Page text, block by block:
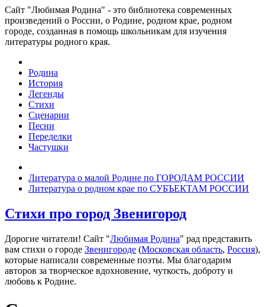
Сайт "Любимая Родина" - это библиотека современных
произведений о России, о Родине, родном крае, родном
городе, созданная в помощь школьникам для изучения
литературы родного края.
Родина
История
Легенды
Стихи
Сценарии
Песни
Переделки
Частушки
Литература о малой Родине по ГОРОДАМ РОССИИ
Литература о родном крае по СУБЪЕКТАМ РОССИИ
Стихи про город Звенигород
Дорогие читатели! Сайт "Любимая Родина" рад представить
вам стихи о городе Звенигороде (Московская область, Россия),
которые написали современные поэты. Мы благодарим
авторов за творческое вдохновение, чуткость, доброту и
любовь к Родине.